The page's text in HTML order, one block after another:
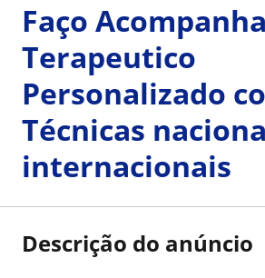
Faço
Terapeutico
Personalizado
Técnicas
internacionais
Descrição do anúncio